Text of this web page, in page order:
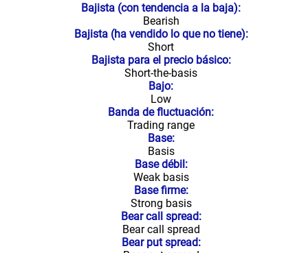
Bajista (con tendencia a la baja):
Bearish
Bajista (ha vendido lo que no tiene):
Short
Bajista para el precio básico:
Short-the-basis
Bajo:
Low
Banda de fluctuación:
Trading range
Base:
Basis
Base débil:
Weak basis
Base firme:
Strong basis
Bear call spread:
Bear call spread
Bear put spread: